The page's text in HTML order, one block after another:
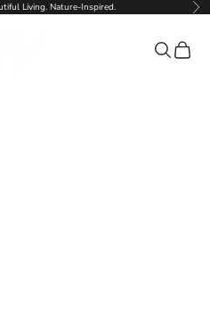
Living. Nature-Inspired.
Search
Cart